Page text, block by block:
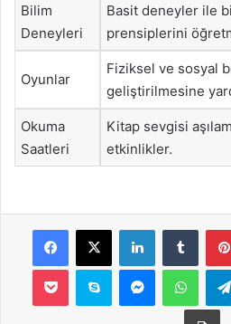
Bilim
Deneyleri
Basit deneyler ile
prensiplerini
Oyunlar
Fiziksel ve sosyal
geliştirilmesine
Okuma
Saatleri
Kitap sevgisi
etkinlikler.
Facebook
X LinkedIn
Pocket Skype Messenger